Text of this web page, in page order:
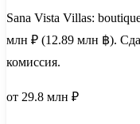
Sana Vista Villas:
млн ₽ (12.89 млн ฿).
комиссия.
от 29.8 млн ₽